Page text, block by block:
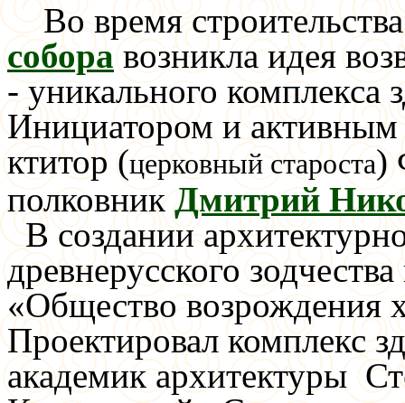
Во время
собора возникла идея
- уникального комплекса
Инициатором и активным
ктитор (церковный староста)
полковник Дмитрий
В создании
древнерусского
«Общество возрождения
Проектировал комплекс
академик архитектуры